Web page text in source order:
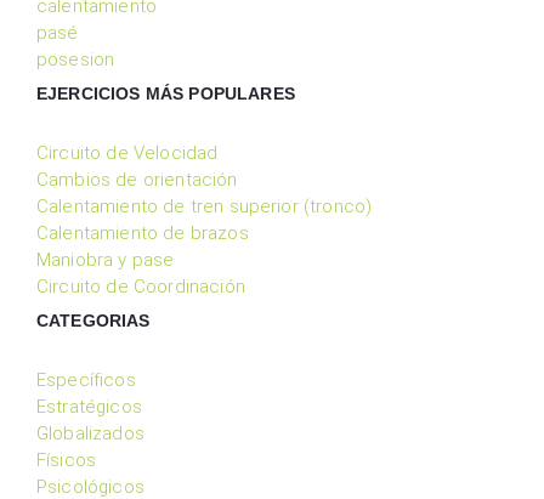
calentamiento
pasé
posesion
EJERCICIOS MÁS POPULARES
Circuito de Velocidad
Cambios de orientación
Calentamiento de tren superior (tronco)
Calentamiento de brazos
Maniobra y pase
Circuito de Coordinación
CATEGORIAS
Específicos
Estratégicos
Globalizados
Físicos
Psicológicos